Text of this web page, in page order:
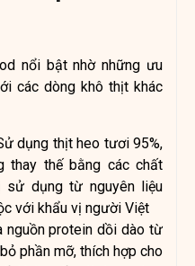
nổi bật nhờ những ưu
các dòng khô thịt khác
dụng thịt heo tươi 95%,
thay thế bằng các chất
sử dụng từ nguyên liệu
với khẩu vị người Việt
nguồn protein dồi dào từ
phần mỡ, thích hợp cho